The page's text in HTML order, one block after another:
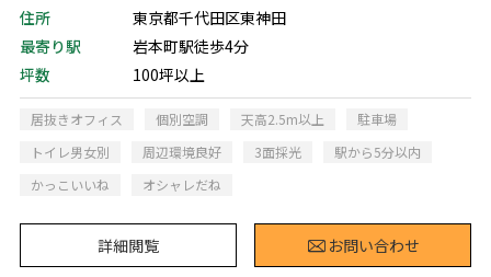
住所
東京都千代田区東神田
最寄り駅
岩本町駅徒歩4分
坪数
100坪以上
居抜きオフィス 個別空調 天高2.5m以上
駐車場
トイレ男女別
周辺環境良好 3面採光
駅から5分以内
かっこいいね
オシャレだね
詳細閲覧 お問い合わせ